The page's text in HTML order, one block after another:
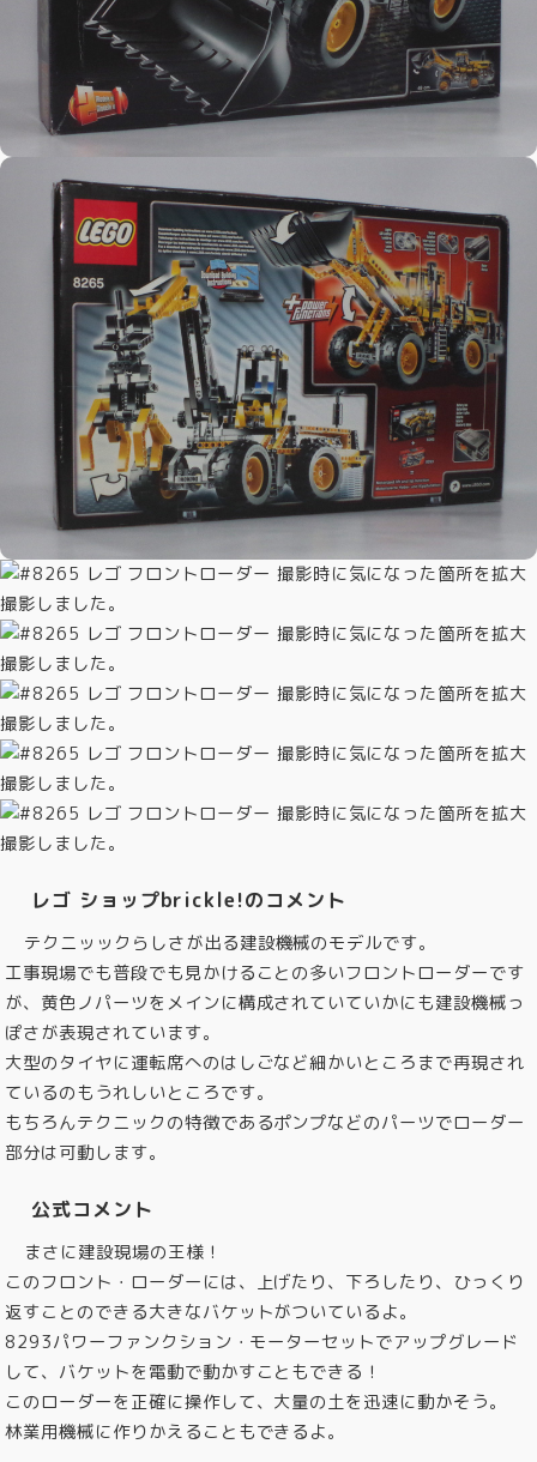
レゴ ショップbrickle!のコメント
テクニッックらしさが出る建設機械のモデルです。
工事現場でも普段でも見かけることの多いフロントローダーです
が、黄色ノパーツをメインに構成されていていかにも建設機械っ
ぽさが表現されています。
大型のタイヤに運転席へのはしごなど細かいところまで再現され
ているのもうれしいところです。
もちろんテクニックの特徴であるポンプなどのパーツでローダー
部分は可動します。
公式コメント
まさに建設現場の王様！
このフロント・ローダーには、上げたり、下ろしたり、ひっくり
返すことのできる大きなバケットがついているよ。
8293パワーファンクション・モーターセットでアップグレード
して、バケットを電動で動かすこともできる！
このローダーを正確に操作して、大量の土を迅速に動かそう。
林業用機械に作りかえることもできるよ。